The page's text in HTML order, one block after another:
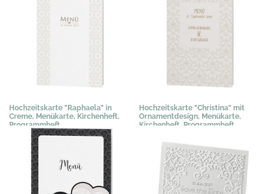
Hochzeitskarte "Raphaela" in
Creme, Menükarte, Kirchenheft,
Programmheft
1,02 €*
Hochzeitskarte "Christina" mit
Ornamentdesign, Menükarte,
Kirchenheft, Programmheft